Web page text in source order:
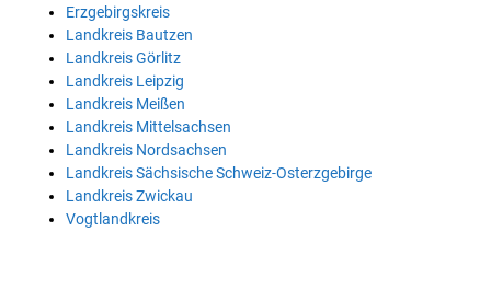
Erzgebirgskreis
Landkreis Bautzen
Landkreis Görlitz
Landkreis Leipzig
Landkreis Meißen
Landkreis Mittelsachsen
Landkreis Nordsachsen
Landkreis Sächsische Schweiz-Osterzgebirge
Landkreis Zwickau
Vogtlandkreis